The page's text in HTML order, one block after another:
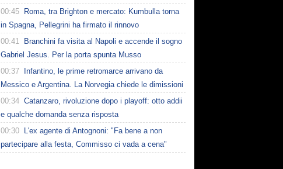
00:45
Roma, tra Brighton e mercato: Kumbulla torna
in Spagna, Pellegrini ha firmato il rinnovo
00:41
Branchini fa visita al Napoli e accende il sogno
Gabriel Jesus. Per la porta spunta Musso
00:37
Infantino, le prime retromarce arrivano da
Messico e Argentina. La Norvegia chiede le dimissioni
00:34 Catanzaro, rivoluzione dopo i playoff: otto addii
e qualche domanda senza risposta
00:30
L'ex agente di Antognoni: "Fa bene a non
partecipare alla festa, Commisso ci vada a cena"